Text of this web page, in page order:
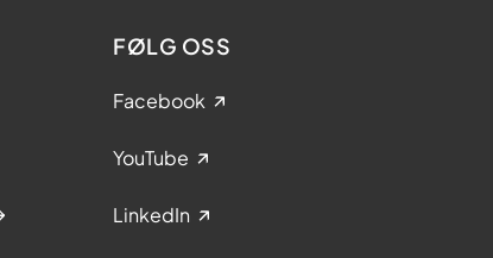
FØLG OSS
Facebook
YouTube
LinkedIn